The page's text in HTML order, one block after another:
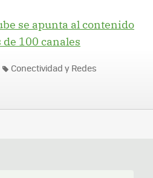
se apunta al contenido
100 canales
Conectividad y Redes